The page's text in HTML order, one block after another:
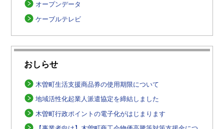
オープンデータ
ケーブルテレビ
おしらせ
木曽町生活支援商品券の使用期限について
地域活性化起業人派遣協定を締結しました
木曽町行政ポイントの電子化がはじまります